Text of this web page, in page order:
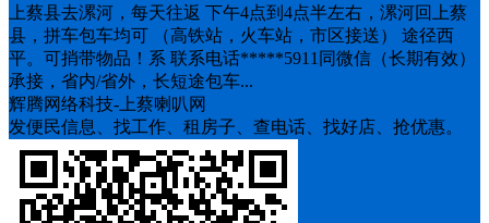
上蔡县去漯河，每天往返 下午4点到4点半左右，漯河回上蔡
县，拼车包车均可 （高铁站，火车站，市区接送） 途径西
平。可捎带物品！系 联系电话*****5911同微信（长期有效）
承接，省内/省外，长短途包车...
辉腾网络科技-上蔡喇叭网
发便民信息、找工作、租房子、查电话、找好店、抢优惠。